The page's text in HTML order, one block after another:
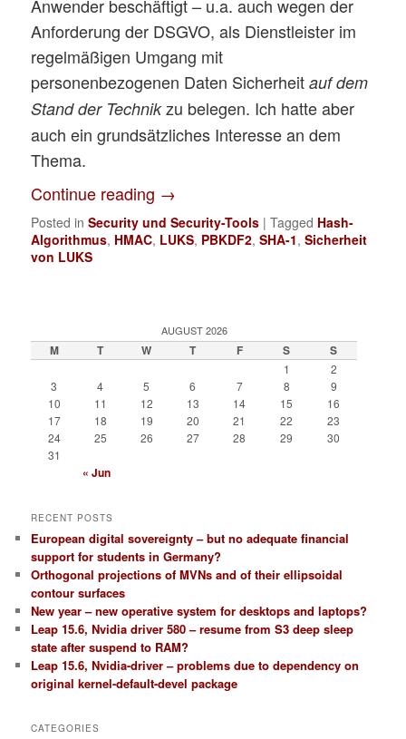
Anwender beschäftigt – u.a. auch wegen der
Anforderung der DSGVO, als Dienstleister im
regelmäßigen Umgang mit
personenbezogenen Daten Sicherheitauf dem
Stand der Technikzu belegen. Ich hatte aber
auch ein grundsätzliches Interesse an dem
Thema.
Continue reading →
Posted in Security und Security-Tools |Tagged Hash-
Algorithmus, HMAC, LUKS, PBKDF2,SHA-1,Sicherheit
von LUKS
AUGUST 2026
M T W T F S S
1
2
3
4 5 6 7 8
9
10
11 12 13 14 15
16
17
18 19 20 21 22
23
24
25 26 27 28 29
30
31
« Jun
RECENT POSTS
European digital sovereignty – but no adequate financial
support for students in Germany?
Orthogonal projections of MVNs and of their ellipsoidal
contour surfaces
New year – new operative system for desktops and laptops?
Leap 15.6, Nvidia driver 580 – resume from S3 deep sleep
state after suspend to RAM?
Leap 15.6, Nvidia-driver – problems due to dependency on
original kernel-default-devel package
CATEGORIES